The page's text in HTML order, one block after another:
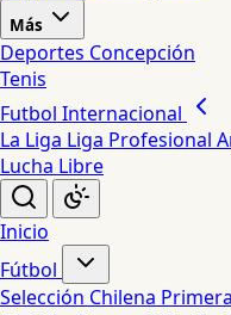
Más
Deportes Concepción
Tenis
Futbol Internacional
La Liga Liga Profesional
Lucha Libre
Inicio
Fútbol
Selección Chilena